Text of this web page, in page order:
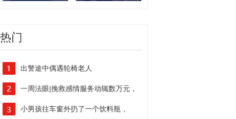
热门
出警途中偶遇轮椅老人
民警多方打听送其回家
一周法眼|挽救感情服务动辄数万元，
小男孩往车窗外扔了一个饮料瓶，